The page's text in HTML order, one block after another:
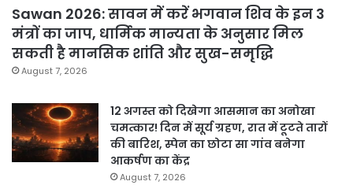
Sawan 2026: सावन में करें भगवान शिव के इन 3
मंत्रों का जाप, धार्मिक मान्यता के अनुसार मिल
सकती है मानसिक शांति और सुख-समृद्धि
August 7, 2026
12 अगस्त को दिखेगा आसमान का अनोखा
चमत्कार! दिन में सूर्य ग्रहण, रात में टूटते तारों
की बारिश, स्पेन का छोटा सा गांव बनेगा
आकर्षण का केंद्र
August 7, 2026